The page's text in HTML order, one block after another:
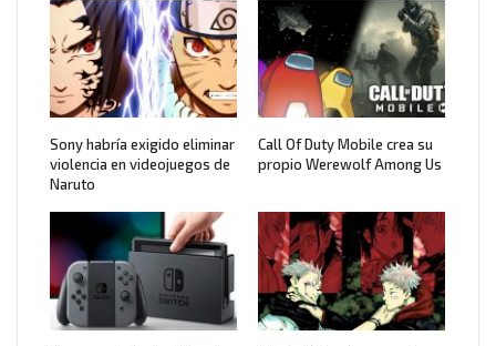
Sony habría exigido eliminar
violencia en videojuegos de
Naruto
Call Of Duty Mobile crea su
propio Werewolf Among Us